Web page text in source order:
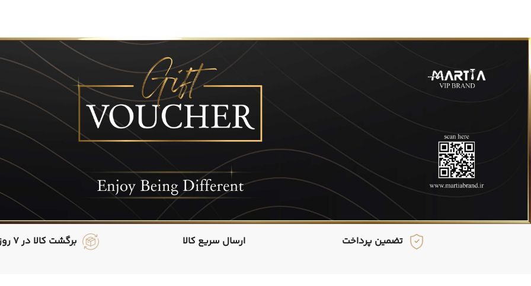
تضمین پرداخت ارسال سریع کالا برگشت کالا در 7 روز